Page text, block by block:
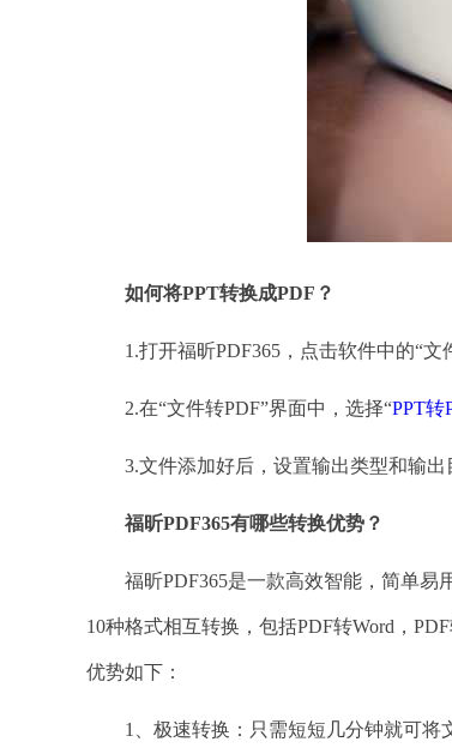
如何将PPT转换成PDF？
1.打开福昕PDF365，点击软件中的“文件
2.在“文件转PDF”界面中，选择“PPT转
3.文件添加好后，设置输出类型和输出
福昕PDF365有哪些转换优势？
福昕PDF365是一款高效智能，简单易
10种格式相互转换，包括PDF转Word，
优势如下：
1、极速转换：只需短短几分钟就可将文